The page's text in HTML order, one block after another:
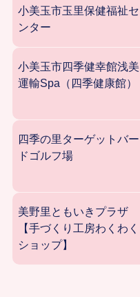
小美玉市玉里保健福祉セ
ンター
小美玉市四季健幸館浅美
運輸Spa（四季健康館）
四季の里ターゲットバー
ドゴルフ場
美野里ともいきプラザ
【手づくり工房わくわく
ショップ】